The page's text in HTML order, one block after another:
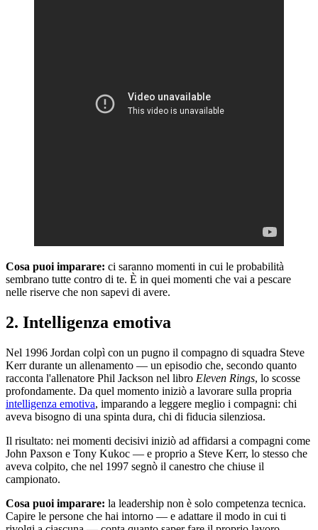
Cosa puoi imparare: ci saranno momenti in cui le probabilità
sembrano tutte contro di te. È in quei momenti che vai a pescare
nelle riserve che non sapevi di avere.
2. Intelligenza emotiva
Nel 1996 Jordan colpì con un pugno il compagno di squadra Steve
Kerr durante un allenamento — un episodio che, secondo quanto
racconta l'allenatore Phil Jackson nel libro Eleven Rings, lo scosse
profondamente. Da quel momento iniziò a lavorare sulla propria
intelligenza emotiva, imparando a leggere meglio i compagni: chi
aveva bisogno di una spinta dura, chi di fiducia silenziosa.
Il risultato: nei momenti decisivi iniziò ad affidarsi a compagni come
John Paxson e Tony Kukoc — e proprio a Steve Kerr, lo stesso che
aveva colpito, che nel 1997 segnò il canestro che chiuse il
campionato.
Cosa puoi imparare: la leadership non è solo competenza tecnica.
Capire le persone che hai intorno — e adattare il modo in cui ti